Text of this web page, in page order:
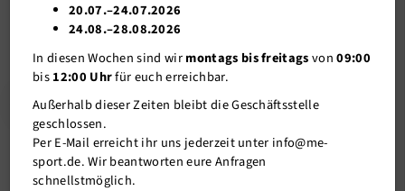
Zurück
Weitere News
Mitgliederservice
Verantwortung
20.07.–24.07.2026
24.08.–28.08.2026
In diesen Wochen sind wirmontags bis freitagsvon09:00
bis12:00 Uhrfür euch erreichbar.
Außerhalb dieser Zeiten bleibt die Geschäftsstelle
geschlossen.
Per E-Mail erreicht ihr uns jederzeit unter info@me-
sport.de. Wir beantworten eure Anfragen
schnellstmöglich.